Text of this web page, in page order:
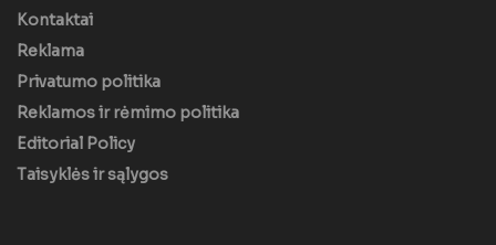
Kontaktai
Reklama
Privatumo politika
Reklamos ir rėmimo politika
Editorial Policy
Taisyklės ir sąlygos